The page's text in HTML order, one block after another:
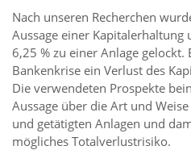
Nach unseren Recherchen
Aussage einer
6,25 % zu einer Anlage
Bankenkrise ein Verlust des
Die verwendeten Prospekte
Aussage über die Art und
und getätigten Anlagen und
mögliches Totalverlustrisiko.